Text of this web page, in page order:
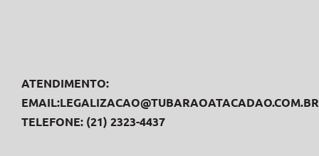
ATENDIMENTO:
EMAIL:LEGALIZACAO@TUBARAOATACADAO.COM.BR
TELEFONE: (21) 2323-4437